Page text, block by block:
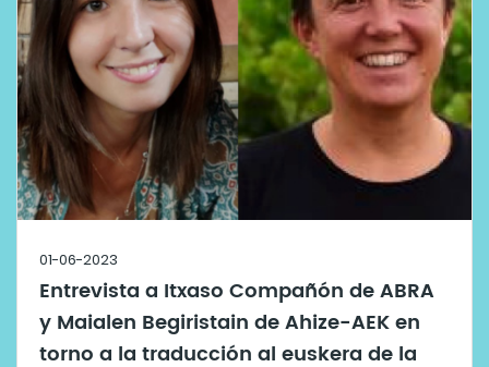
01-06-2023
Entrevista a Itxaso Compañón de ABRA
y Maialen Begiristain de Ahize-AEK en
torno a la traducción al euskera de la